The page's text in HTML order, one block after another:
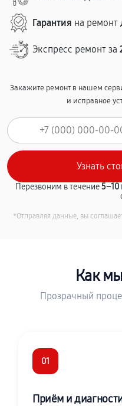
Гарантия на ремонт
Экспресс ремонт за
Закажите ремонт в нашем
и исправное
Перезвоним в течение5–10
*Отправляя данные, вы
Как мы
Прозрачный
01
Приём и